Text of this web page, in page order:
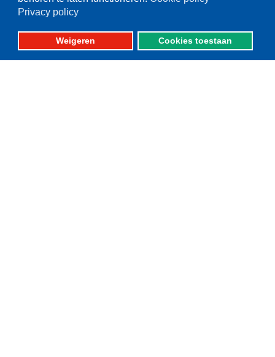
Privacy policy
Weigeren Cookies toestaan
Algemeen/Overig beleid
Vissers voor schone zee
Op deze website